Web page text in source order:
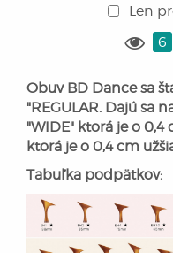
Len
6
Obuv BD Dance sa
"REGULAR. Dajú sa
"WIDE" ktorá je o 0,4
ktorá je o 0,4 cm
Tabuľka podpätkov: